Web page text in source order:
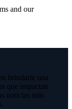
and our
brindarte una
que impactan
noticias más